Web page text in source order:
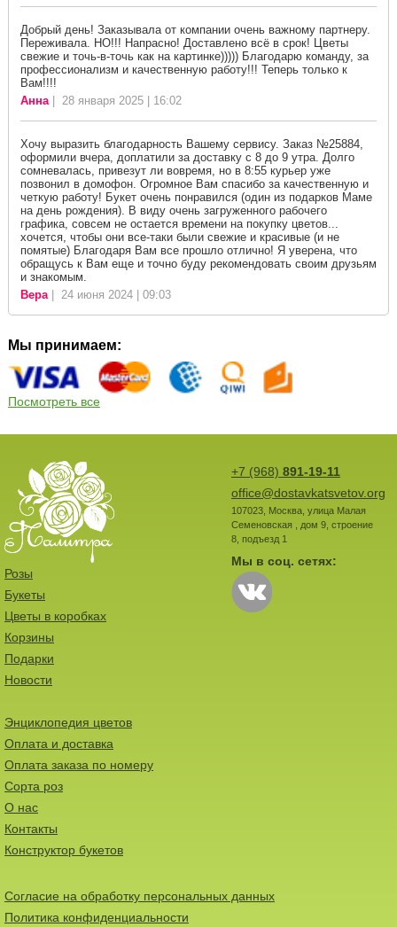
Добрый день! Заказывала от компании очень важному партнеру.
Переживала. НО!!! Напрасно! Доставлено всё в срок! Цветы
свежие и точь-в-точь как на картинке))))) Благодарю команду, за
профессионализм и качественную работу!!! Теперь только к
Вам!!!!
Анна| 28 января 2025 | 16:02
Хочу выразить благодарность Вашему сервису. Заказ №25884,
оформили вчера, доплатили за доставку с 8 до 9 утра. Долго
сомневалась, привезут ли вовремя, но в 8:55 курьер уже
позвонил в домофон. Огромное Вам спасибо за качественную и
четкую работу! Букет очень понравился (один из подарков Маме
на день рождения). В виду очень загруженного рабочего
графика, совсем не остается времени на покупку цветов...
хочется, чтобы они все-таки были свежие и красивые (и не
помятые) Благодаря Вам все прошло отлично! Я уверена, что
обращусь к Вам еще и точно буду рекомендовать своим друзьям
и знакомым.
Вера| 24 июня 2024 | 09:03
Мы принимаем:
Посмотреть все
+7 (968) 891-19-11
office@dostavkatsvetov.org
107023, Москва, улица Малая
Семеновская , дом 9, строение
8, подъезд 1
Мы в соц. сетях:
Розы
Букеты
Цветы в коробках
Корзины
Подарки
Новости
Энциклопедия цветов
Оплата и доставка
Оплата заказа по номеру
Сорта роз
О нас
Контакты
Конструктор букетов
Согласие на обработку персональных данных
Политика конфиденциальности